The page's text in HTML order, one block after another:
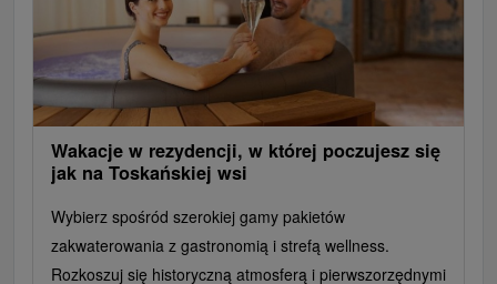
Wakacje w rezydencji, w której poczujesz się
jak na Toskańskiej wsi
Wybierz spośród szerokiej gamy pakietów
zakwaterowania z gastronomią i strefą wellness.
Rozkoszuj się historyczną atmosferą i pierwszorzędnymi